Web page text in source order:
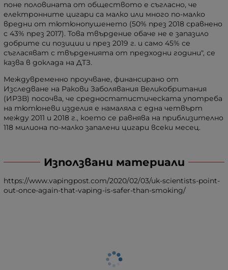
поне половината от обществото е съгласно, че
електронните цигари са малко или много по-малко
вредни от тютюнопушенето (50% през 2018 сравнено
с 43% през 2017). Това твърдение обаче не е запазило
добрите си позиции и през 2019 г. и само 45% се
съгласяват с твърденията от предходни години", се
казва в доклада на ДТЗ.
Междувременно проучване, финансирано от
Изследване на Ракови Заболявания Великобритания
(ИРЗВ) посочва, че средностатистическата употреба
на тютюневи изделия е намаляла с една четвърт
между 2011 и 2018 г., което се равнява на приблизително
118 милиона по-малко запалени цигари всеки месец.
Използвани материали
https://www.vapingpost.com/2020/02/03/uk-scientists-point-
out-once-again-that-vaping-is-safer-than-smoking/